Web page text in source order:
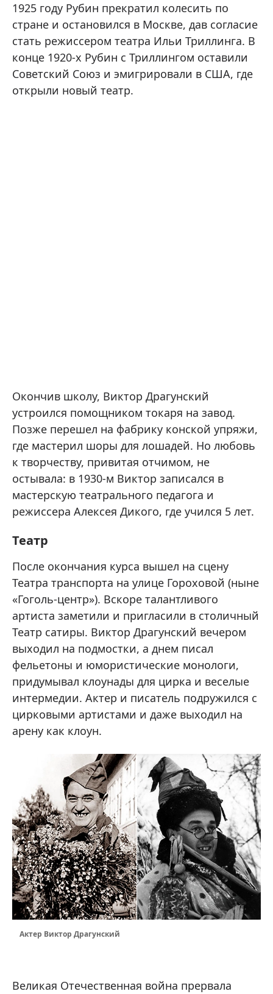
1925 году Рубин прекратил колесить по
стране и остановился в Москве, дав согласие
стать режиссером театра Ильи Триллинга. В
конце 1920-х Рубин с Триллингом оставили
Советский Союз и эмигрировали в США, где
открыли новый театр.
Окончив школу, Виктор Драгунский
устроился помощником токаря на завод.
Позже перешел на фабрику конской упряжи,
где мастерил шоры для лошадей. Но любовь
к творчеству, привитая отчимом, не
остывала: в 1930-м Виктор записался в
мастерскую театрального педагога и
режиссера Алексея Дикого, где учился 5 лет.
Театр
После окончания курса вышел на сцену
Театра транспорта на улице Гороховой (ныне
«Гоголь-центр»). Вскоре талантливого
артиста заметили и пригласили в столичный
Театр сатиры. Виктор Драгунский вечером
выходил на подмостки, а днем писал
фельетоны и юмористические монологи,
придумывал клоунады для цирка и веселые
интермедии. Актер и писатель подружился с
цирковыми артистами и даже выходил на
арену как клоун.
Актер Виктор Драгунский
Великая Отечественная война прервала